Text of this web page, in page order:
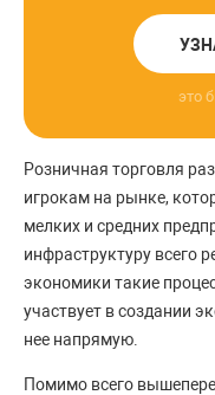
это
Розничная торговля
игрокам на рынке,
мелких и средних
инфраструктуру всего
экономики такие
участвует в создании
нее напрямую.
Помимо всего